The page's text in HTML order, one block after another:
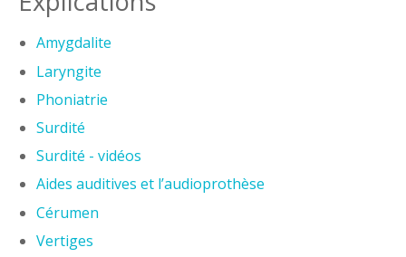
Amygdalite
Laryngite
Phoniatrie
Surdité
Surdité - vidéos
Aides auditives et l’audioprothèse
Cérumen
Vertiges